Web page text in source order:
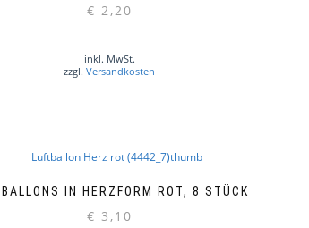
€ 2,20
inkl. MwSt.
zzgl.Versandkosten
IN HERZFORM ROT, 8 STÜCK
€ 3,10